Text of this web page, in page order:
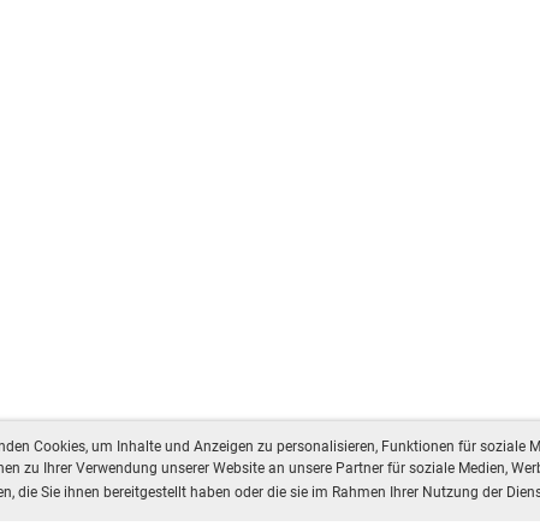
Cookies, um Inhalte und Anzeigen zu personalisieren, Funktionen für
zu Ihrer Verwendung unserer Website an unsere Partner für soziale Medien,
die Sie ihnen bereitgestellt haben oder die sie im Rahmen Ihrer Nutzung der